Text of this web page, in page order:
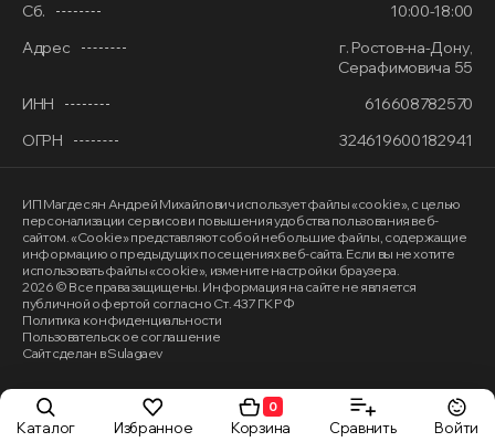
Сб.
10:00-18:00
Адрес
г. Ростов-на-Дону,
Серафимовича 55
ИНН
616608782570
ОГРН
324619600182941
ИП Магдесян Андрей Михайлович использует файлы «cookie», с целью
персонализации сервисов и повышения удобства пользования веб-
сайтом. «Cookie» представляют собой небольшие файлы, содержащие
информацию о предыдущих посещениях веб-сайта. Если вы не хотите
использовать файлы «cookie», измените настройки браузера.
2026 © Все права защищены. Информация на сайте не является
публичной офертой согласно Ст. 437 ГК РФ
Политика конфиденциальности
Пользовательское соглашение
Сайт сделан в Sulagaev
Каталог Избранное
0
Корзина Сравнить Войти